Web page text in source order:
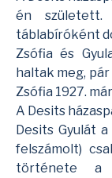
én született.
táblabíróként
Zsófia és
haltak meg,
Zsófia 1927.
A Desits
Desits Gyulát
felszámolt)
története a